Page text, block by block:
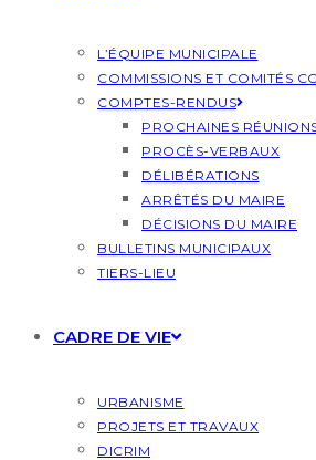
L’ÉQUIPE MUNICIPALE
COMMISSIONS ET COMITÉS
COMPTES-RENDUS
PROCHAINES
PROCÈS-VERBAUX
DÉLIBÉRATIONS
ARRÊTÉS DU MAIRE
DÉCISIONS DU MAIRE
BULLETINS MUNICIPAUX
TIERS-LIEU
CADRE DE VIE
URBANISME
PROJETS ET TRAVAUX
DICRIM